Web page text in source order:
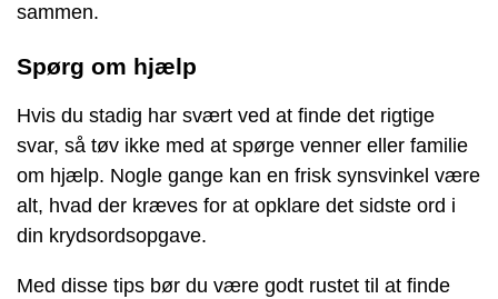
sammen.
Spørg om hjælp
Hvis du stadig har svært ved at finde det rigtige
svar, så tøv ikke med at spørge venner eller familie
om hjælp. Nogle gange kan en frisk synsvinkel være
alt, hvad der kræves for at opklare det sidste ord i
din krydsordsopgave.
Med disse tips bør du være godt rustet til at finde